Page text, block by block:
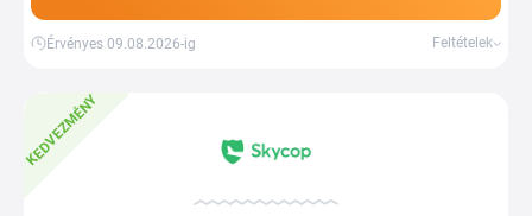
Érvényes 09.08.2026-ig Feltételek
KEDVEZMÉNY